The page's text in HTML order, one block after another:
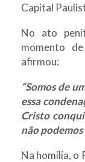
Capital
No ato
momento
afirmou:
“Somos de
essa
Cristo
não
Na homília, o